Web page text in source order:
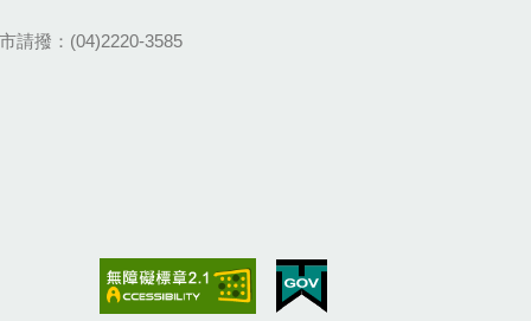
請撥：(04)2220-3585